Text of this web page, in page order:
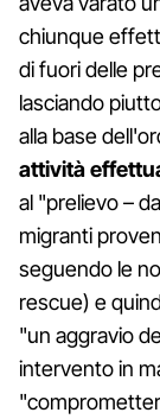
chiunque
di fuori delle
lasciando
alla base
attività
al "prelievo –
migranti
seguendo le
rescue) e
"un aggravio
intervento in